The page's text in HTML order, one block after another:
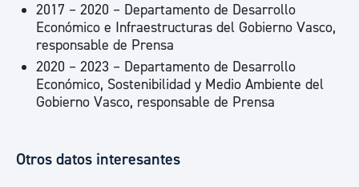
2017 – 2020 – Departamento de Desarrollo
Económico e Infraestructuras del Gobierno Vasco,
responsable de Prensa
2020 – 2023 – Departamento de Desarrollo
Económico, Sostenibilidad y Medio Ambiente del
Gobierno Vasco, responsable de Prensa
Otros datos interesantes